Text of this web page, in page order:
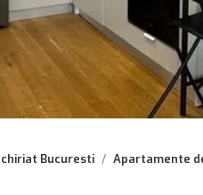
Bucuresti Apartamente